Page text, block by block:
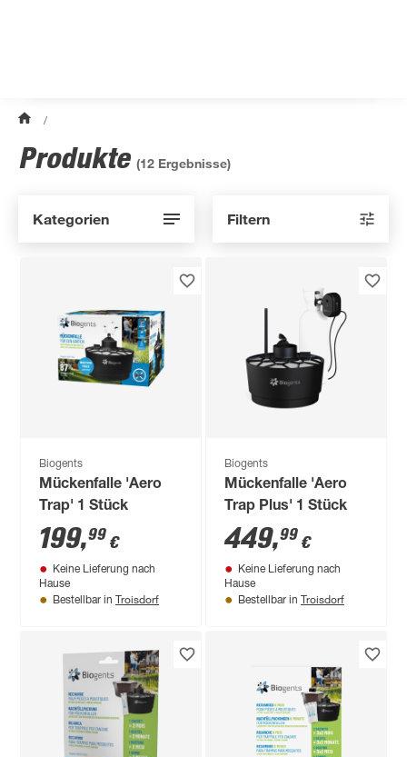
/
Produkte (12 Ergebnisse)
Kategorien Filtern
Biogents
Mückenfalle 'Aero
Trap' 1 Stück
199,99 €
Keine Lieferung nach
Hause
Bestellbar in Troisdorf
Biogents
Mückenfalle 'Aero
Trap Plus' 1 Stück
449,99 €
Keine Lieferung nach
Hause
Bestellbar in Troisdorf